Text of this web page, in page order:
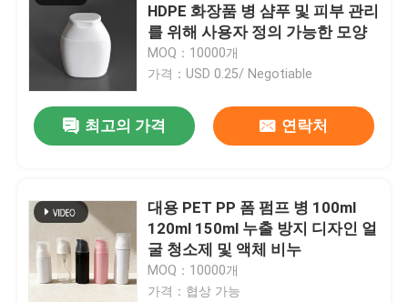
HDPE 화장품 병 샴푸 및 피부 관리
를 위해 사용자 정의 가능한 모양
MOQ：10000개
가격：USD 0.25/ Negotiable
최고의 가격 연락처
대용 PET PP 폼 펌프 병 100ml
120ml 150ml 누출 방지 디자인 얼
굴 청소제 및 액체 비누
MOQ：10000개
가격：협상 가능